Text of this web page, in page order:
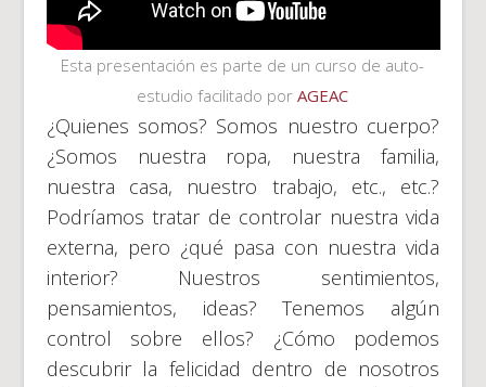
Esta presentación es parte de un curso de auto-
estudio facilitado porAGEAC
¿Quienes somos? Somos nuestro cuerpo?
¿Somos nuestra ropa, nuestra familia,
nuestra casa, nuestro trabajo, etc., etc.?
Podríamos tratar de controlar nuestra vida
externa, pero ¿qué pasa con nuestra vida
interior? Nuestros sentimientos,
pensamientos, ideas? Tenemos algún
control sobre ellos? ¿Cómo podemos
descubrir la felicidad dentro de nosotros